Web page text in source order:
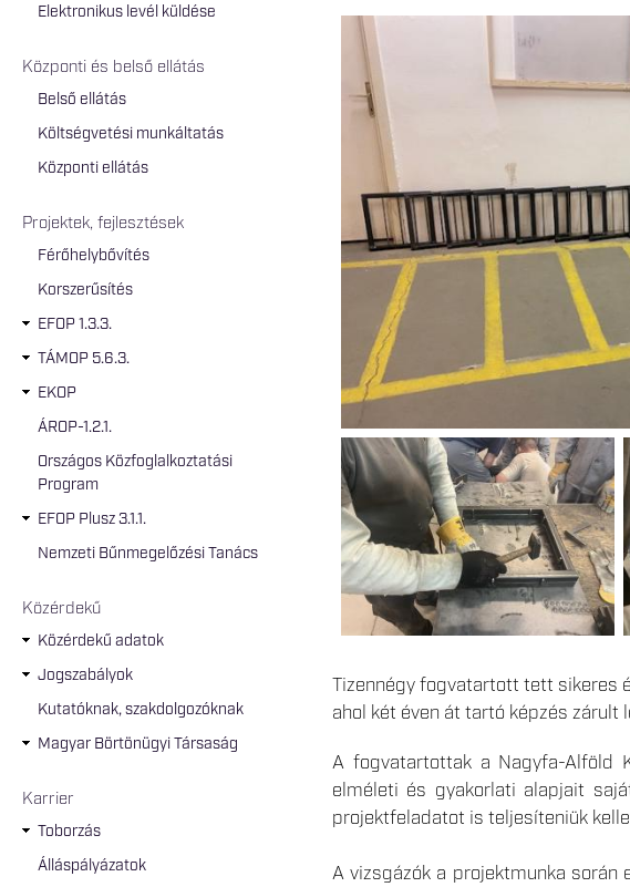
Elektronikus levél küldése
Központi és belső ellátás
Belső ellátás
Költségvetési munkáltatás
Központi ellátás
Projektek, fejlesztések
Férőhelybővítés
Korszerűsítés
EFOP 1.3.3.
TÁMOP 5.6.3.
EKOP
ÁROP-1.2.1.
Országos Közfoglalkoztatási
Program
EFOP Plusz 3.1.1.
Nemzeti Bűnmegelőzési Tanács
Közérdekű
Közérdekű adatok
Jogszabályok
Kutatóknak, szakdolgozóknak
Magyar Börtönügyi Társaság
Karrier
Toborzás
Álláspályázatok
Tizennégy fogvatartott tett sikeres
ahol két éven át tartó képzés zárult
A fogvatartottak a Nagyfa-Alföld
elméleti és gyakorlati alapjait
projektfeladatot is teljesíteniük
A vizsgázók a projektmunka